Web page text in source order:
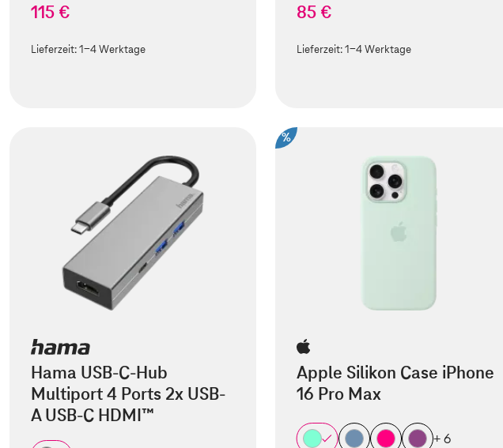
115 €
Lieferzeit:1-4 Werktage
85 €
Lieferzeit:1-4 Werktage
Hama USB-C-Hub
Multiport 4 Ports 2x USB-
A USB-C HDMI™
%
Apple Silikon Case iPhone
16 Pro Max
+ 6